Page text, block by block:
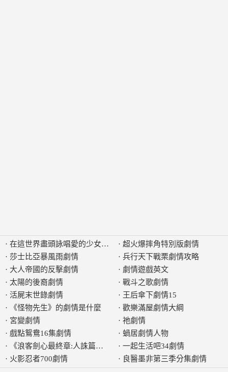
· 在這世界盡頭詠唱愛的少女劇情
· 莎士比亞暴風雨劇情
· 大人帝國的反擊劇情
· 太陽的後裔劇情
· 活屍末世錄劇情
·
《怪物先生》的劇情是什麼
· 宮變劇情
· 戲點鴛鴦16集劇情
·
《浪客劍心最終章:人誅篇》的劇情是什麼
· 火影忍者700劇情
· 超火爆摔角特別版劇情
· 兵行天下戰栗劇情攻略
· 劇情遊戲英文
· 戰斗之歌劇情
· 王后傘下劇情15
· 歡樂滿屋劇情大綱
· 祂劇情
· 蝸居劇情人物
· 一起生活吧34劇情
· 良醫墨非第三季分集劇情